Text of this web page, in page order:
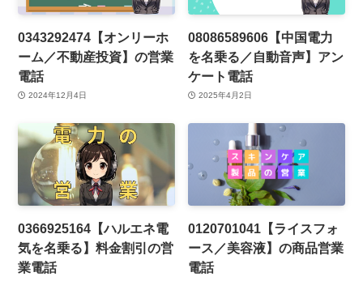
0343292474【オンリーホ
ーム／不動産投資】の営業
電話
2024年12月4日
08086589606【中国電力
を名乗る／自動音声】アン
ケート電話
2025年4月2日
0366925164【ハルエネ電
気を名乗る】料金割引の営
業電話
0120701041【ライスフォ
ース／美容液】の商品営業
電話